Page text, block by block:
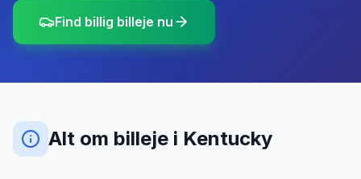
Find billig billeje nu
Alt om billeje i Kentucky